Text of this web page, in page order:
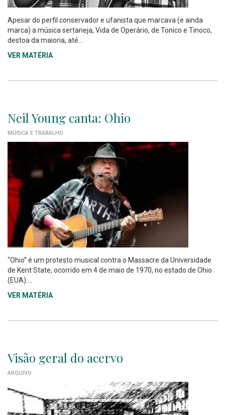
Apesar do perfil conservador e ufanista que marcava (e ainda
marca) a música sertaneja, Vida de Operário, de Tonico e Tinoco,
destoa da maioria, até...
VER MATÉRIA
Neil Young canta: Ohio
MÚSICA E TRABALHO
“Ohio” é um protesto musical contra o Massacre da Universidade
de Kent State, ocorrido em 4 de maio de 1970, no estado de Ohio
(EUA)....
VER MATÉRIA
Visão geral do acervo
ARQUIVO